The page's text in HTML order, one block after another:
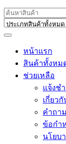
Search
for:
หน้าแรก
สินค้าทั้งหม
ช่วยเหลือ
แจ้งช
เกี่ยวกั
คำถา
ข้อกำ
นโยบ